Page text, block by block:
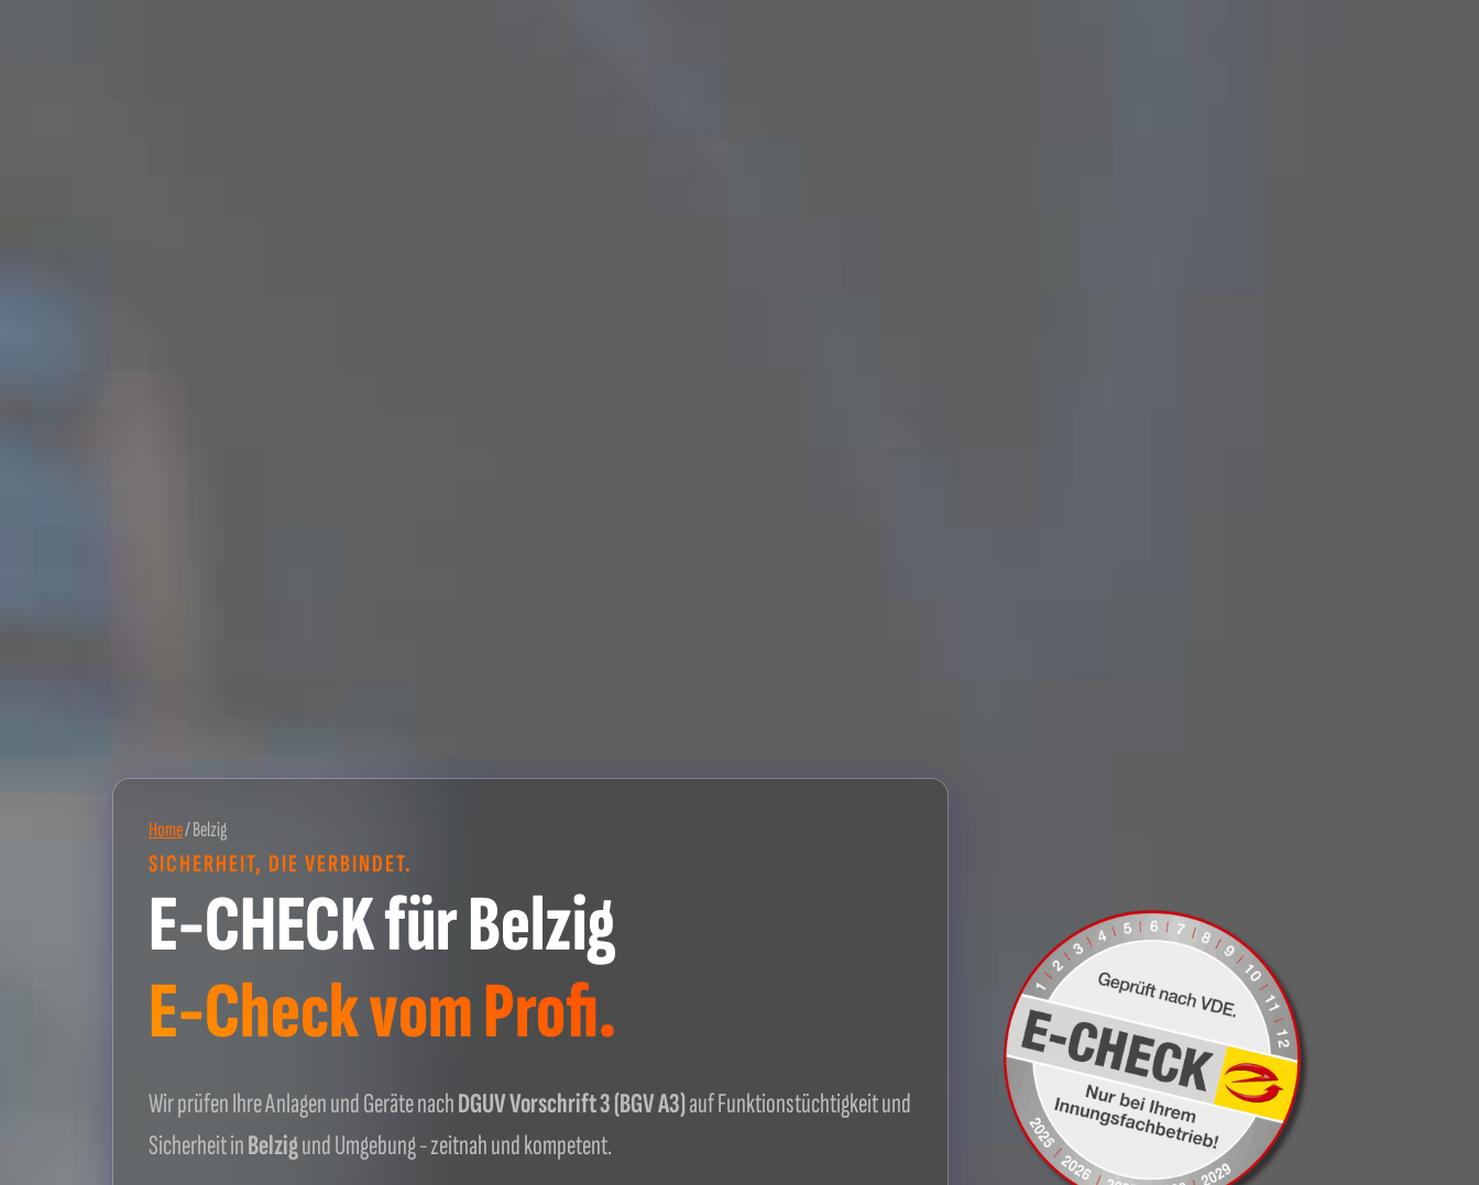
Home/Belzig
SICHERHEIT, DIE VERBINDET.
E-CHECK für Belzig
E-Check vom Profi.
Wir prüfen Ihre Anlagen und Geräte nachDGUV Vorschrift 3 (BGV A3)auf Funktionstüchtigkeit und
Sicherheit inBelzigund Umgebung - zeitnah und kompetent.